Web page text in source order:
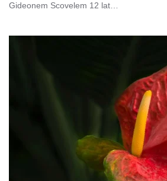
Gideonem Scovelem 12 lat…